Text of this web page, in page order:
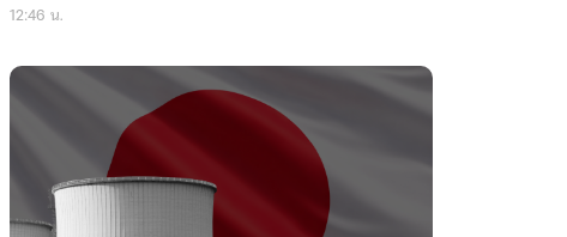
12:46 น.